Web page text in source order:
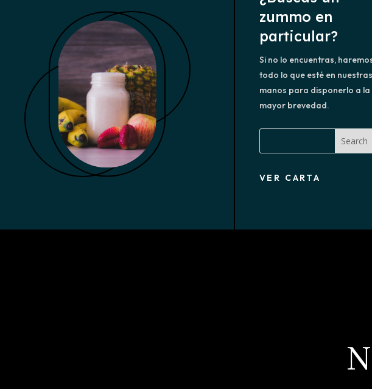
zummo en
particular?
Si no lo encuentras,
todo lo que esté en nuestras
manos para disponerlo a la
mayor brevedad.
VER CARTA